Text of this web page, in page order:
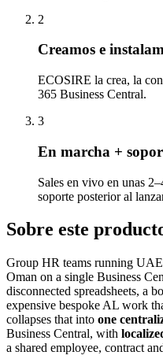
2
Creamos e
ECOSIRE la crea, la
365 Business Central.
3
En marcha +
Sales en vivo en unas
soporte posterior al
Sobre este
Group HR teams running
Oman on a single Business
disconnected spreadsheets, a
expensive bespoke AL work
collapses that into one
Business Central, with
a shared employee, contract